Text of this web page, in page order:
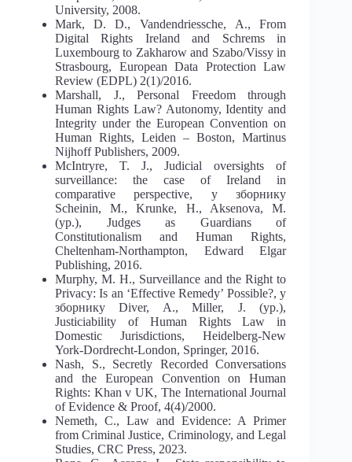
University, 2008.
Mark, D. D., Vandendriessche, А., From
Digital Rights Ireland and Schrems in
Luxembourg to Zakharow and Szabo/Vissy in
Strasbourg, European Data Protection Law
Review (EDPL) 2(1)/2016.
Marshall, J., Personal Freedom through
Human Rights Law? Autonomy, Identity and
Integrity under the European Convention on
Human Rights, Leiden – Boston, Martinus
Nijhoff Publishers, 2009.
McIntryre, T. J., Judicial oversights of
surveillance: the case of Ireland in
comparative perspective, у зборнику
Scheinin, M., Krunke, H., Aksenova, M.
(ур.), Judges as Guardians of
Constitutionalism and Human Rights,
Cheltenham-Northampton, Edward Elgar
Publishing, 2016.
Murphy, M. H., Surveillance and the Right to
Privacy: Is an ‘Effective Remedy’ Possible?, у
зборнику Diver, A., Miller, J. (ур.),
Justiciability of Human Rights Law in
Domestic Jurisdictions, Heidelberg-New
York-Dordrecht-London, Springer, 2016.
Nash, S., Secretly Recorded Conversations
and the European Convention on Human
Rights: Khan v UK, The International Journal
of Evidence & Proof, 4(4)/2000.
Nemeth, C., Law and Evidence: A Primer
from Criminal Justice, Criminology, and Legal
Studies, CRC Press, 2023.